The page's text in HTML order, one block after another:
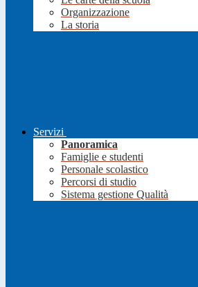
Organizzazione
La storia
Servizi
Panoramica
Famiglie e studenti
Personale scolastico
Percorsi di studio
Sistema gestione Qualità